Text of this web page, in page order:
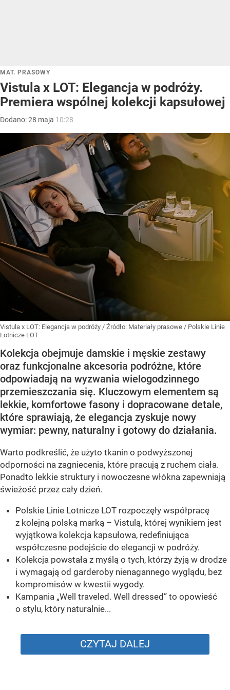
MAT. PRASOWY
Vistula x LOT: Elegancja w podróży.
Premiera wspólnej kolekcji kapsułowej
Dodano:28 maja 10:28
Vistula x LOT: Elegancja w podróży / Źródło: Materiały prasowe / Polskie Linie
Lotnicze LOT
Kolekcja obejmuje damskie i męskie zestawy
oraz funkcjonalne akcesoria podróżne, które
odpowiadają na wyzwania wielogodzinnego
przemieszczania się. Kluczowym elementem są
lekkie, komfortowe fasony i dopracowane detale,
które sprawiają, że elegancja zyskuje nowy
wymiar: pewny, naturalny i gotowy do działania.
Warto podkreślić, że użyto tkanin o podwyższonej
odporności na zagniecenia, które pracują z ruchem ciała.
Ponadto lekkie struktury i nowoczesne włókna zapewniają
świeżość przez cały dzień.
Polskie Linie Lotnicze LOT rozpoczęły współpracę
z kolejną polską marką – Vistulą, której wynikiem jest
wyjątkowa kolekcja kapsułowa, redefiniująca
współczesne podejście do elegancji w podróży.
Kolekcja powstała z myślą o tych, którzy żyją w drodze
i wymagają od garderoby nienagannego wyglądu, bez
kompromisów w kwestii wygody.
Kampania „Well traveled. Well dressed” to opowieść
o stylu, który naturalnie...
CZYTAJ DALEJ